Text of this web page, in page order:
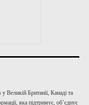
Великій Британії, Канаді та
яка підтримує, об’єднує